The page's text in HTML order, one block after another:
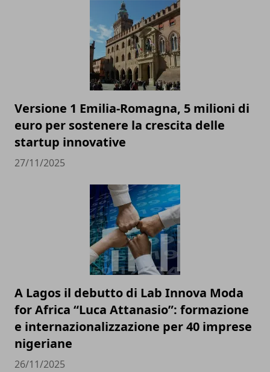
Versione 1 Emilia-Romagna, 5 milioni di
euro per sostenere la crescita delle
startup innovative
27/11/2025
A Lagos il debutto di Lab Innova Moda
for Africa “Luca Attanasio”: formazione
e internazionalizzazione per 40 imprese
nigeriane
26/11/2025